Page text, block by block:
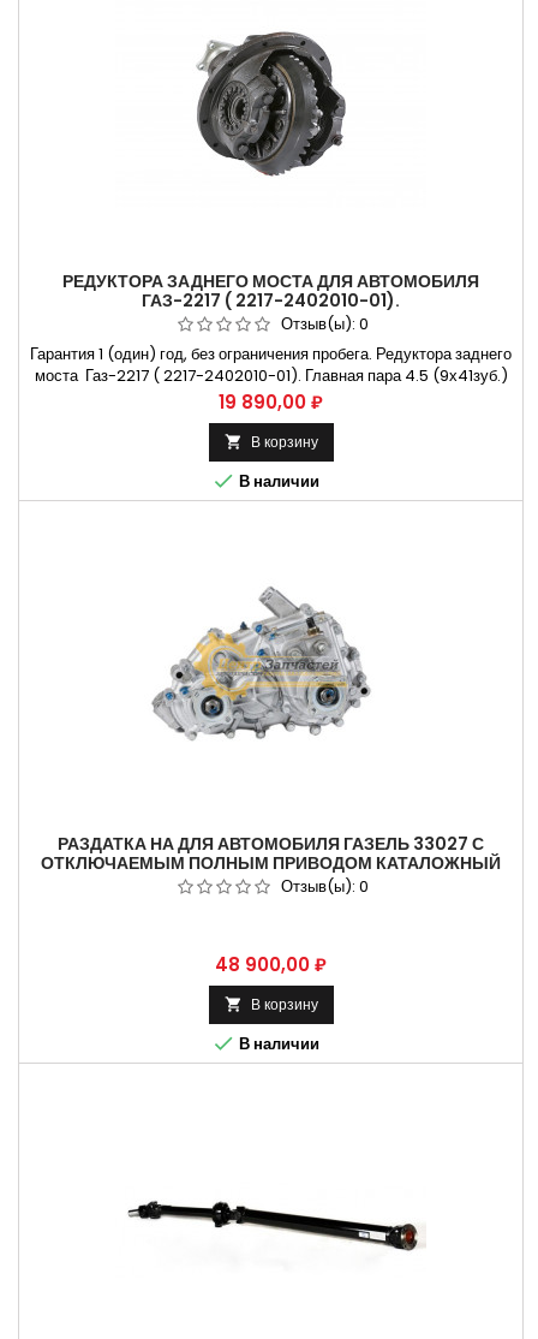
РЕДУКТОРА ЗАДНЕГО МОСТА ДЛЯ АВТОМОБИЛЯ
ГАЗ-2217 ( 2217-2402010-01).
Отзыв(ы): 0
Гарантия 1 (один) год, без ограничения пробега. Редуктора заднего
моста Газ-2217 ( 2217-2402010-01). Главная пара 4.5 (9х41зуб.)
Применяется на автомобилях Газ-3302 и их модификациях.
Устанавливается на задний мост автомобиля. Действует
расширенная гарантия 1(один) год не требующая установки
редуктора на СТО. В комплект входит: 1) Комплект прокладок....
Цена
19 890,00 ₽
 В корзину
 В наличии
РАЗДАТКА НА ДЛЯ АВТОМОБИЛЯ ГАЗЕЛЬ 33027 С
ОТКЛЮЧАЕМЫМ ПОЛНЫМ ПРИВОДОМ КАТАЛОЖНЫЙ
НОМЕР 33027-1800013-40
Отзыв(ы): 0
Цена
48 900,00 ₽
 В корзину
 В наличии